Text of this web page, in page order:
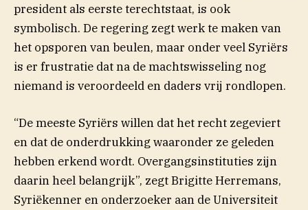
president als eerste terechtstaat, is ook
symbolisch. De regering zegt werk te maken van
het opsporen van beulen, maar onder veel Syriërs
is er frustratie dat na de machtswisseling nog
niemand is veroordeeld en daders vrij rondlopen.
“De meeste Syriërs willen dat het recht zegeviert
en dat de onderdrukking waaronder ze geleden
hebben erkend wordt. Overgangsinstituties zijn
daarin heel belangrijk”, zegt Brigitte Herremans,
Syriëkenner en onderzoeker aan de Universiteit